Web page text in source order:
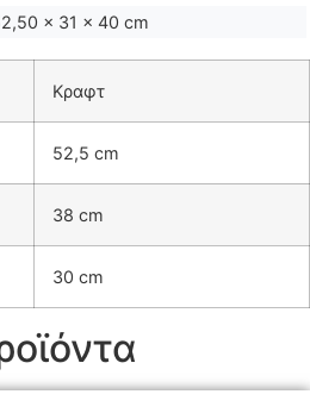
× 31 × 40 cm
Κραφτ
52,5 cm
38 cm
30 cm